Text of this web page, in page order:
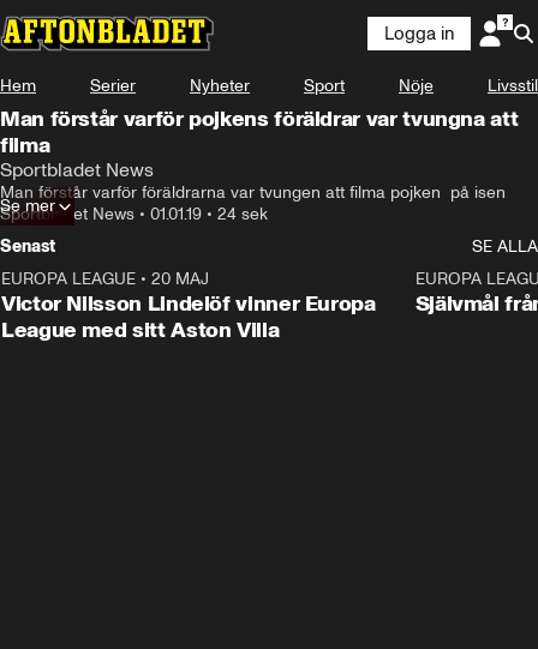
Logga in
Hem Serier Nyheter Sport Nöje Livsstil
Man förstår varför pojkens föräldrar var tvungna att
filma
Sportbladet News
Man förstår varför föräldrarna var tvungen att filma pojken  på isen
Sportbladet News • 01.01.19 • 24 sek
Se mer
Senast
SE ALLA
EUROPA LEAGUE • 20 MAJ
Victor Nilsson Lindelöf vinner Europa
League med sitt Aston Villa
EUROPA
Självmål